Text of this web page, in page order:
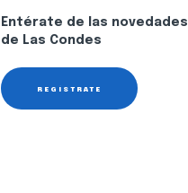
Entérate de las novedades
de Las Condes
REGÍSTRATE